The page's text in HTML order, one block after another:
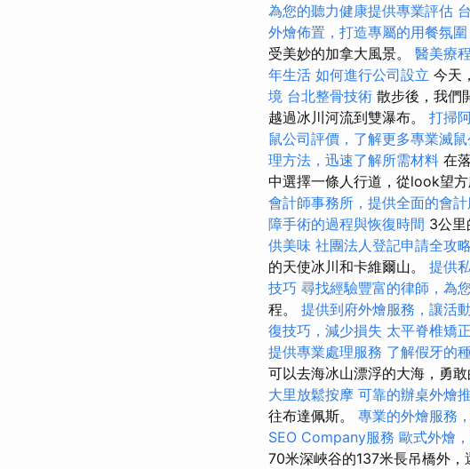
為您的聽力健康提供專業評估
外燴佈置，打造專屬的用餐氛圍
受美妙的加拿大風景。 醫美療
年生活 如何進行公司設立 今天
境 台北整骨技術 散步後，我們
越過冰川河流到雙瀑布。 打掃
鼠公司評價，了解更多專業滅
理方法，迅速了解所需材料 在
中選擇一條人行道，從look望方
會計師事務所，提供全面的會計
障手術的過程與恢復時間 3公里
供美味 社團法人登記申請全攻略
的天使冰川和卡維爾山。 提供
技巧 尋找經驗豐富的律師，為
程。 提供到府外燴服務，讓活
復技巧，減少損失 太平脊椎矯正
提供專業處理服務 了解假牙的
可以去海冰山漂浮的大海，勇
大里放鬆按摩 可靠的辦桌外燴
往布達佩斯。 專業的外燴服務
SEO Company服務 歐式外燴
70米深峽谷的137米長吊橋外